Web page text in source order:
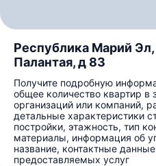
Республика Марий
Палантая, д 83
Получите подробную
общее количество квартир в
организаций или компаний,
детальные характеристики
постройки, этажность, тип
материалы, информация об
название, контактные
предоставляемых услуг